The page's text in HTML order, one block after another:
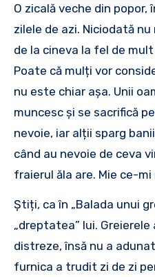
O zicală veche din popor,
zilele de azi. Niciodată
de la cineva la fel de
Poate că mulți vor
nu este chiar așa. Unii
muncesc și se sacrifică
nevoie, iar alții sparg
când au nevoie de ceva
fraierul ăla are. Mie ce-
Știți, ca în „Balada unui
„dreptatea” lui.
distreze, însă nu a
furnica a trudit zi de zi